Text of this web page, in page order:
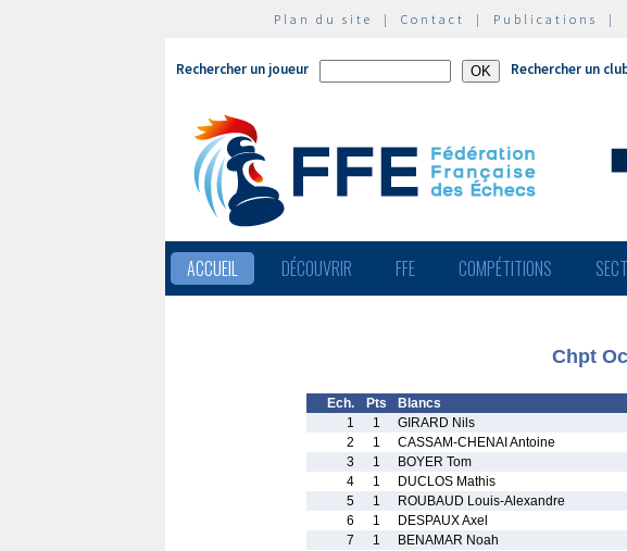
Plan du site | Contact | Publications |
Rechercher un joueur Rechercher un
ACCUEIL DÉCOUVRIR FFE COMPÉTITIONS
Chpt
Ech. Pts Blancs
1
1 GIRARD Nils
2
1 CASSAM-CHENAI Antoine
3
1 BOYER Tom
4
1 DUCLOS Mathis
5
1 ROUBAUD Louis-Alexandre
6
1 DESPAUX Axel
7
1 BENAMAR Noah